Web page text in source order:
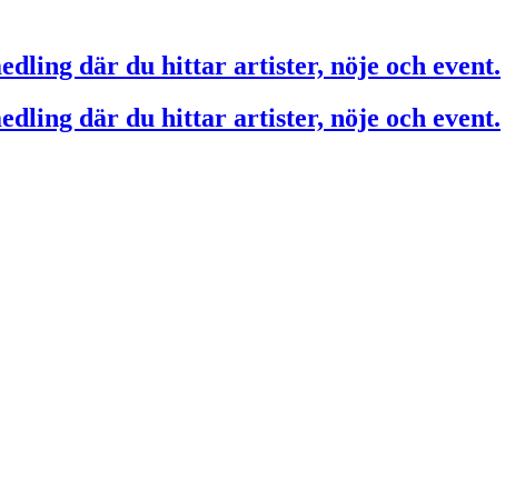
där du hittar artister, nöje och event.
där du hittar artister, nöje och event.